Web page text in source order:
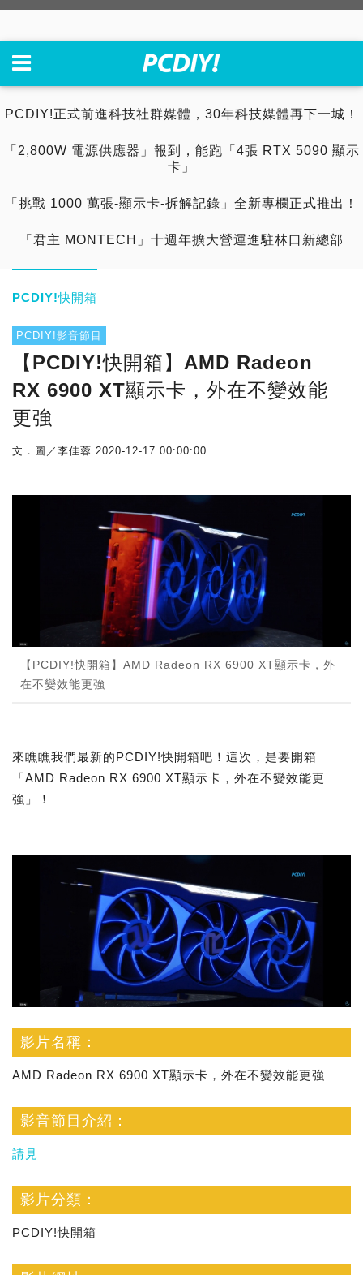
PCDIY!正式前進科技社群媒體，30年科技媒體再下一城！
「2,800W 電源供應器」報到，能跑「4張 RTX 5090 顯示
卡」
「挑戰 1000 萬張-顯示卡-拆解記錄」全新專欄正式推出！
「君主 MONTECH」十週年擴大營運進駐林口新總部
PCDIY!快開箱
PCDIY!影音節目
【PCDIY!快開箱】AMD Radeon
RX 6900 XT顯示卡，外在不變效能
更強
文．圖／李佳蓉 2020-12-17 00:00:00
【PCDIY!快開箱】AMD Radeon RX 6900 XT顯示卡，外
在不變效能更強
來瞧瞧我們最新的PCDIY!快開箱吧！這次，是要開箱
「AMD Radeon RX 6900 XT顯示卡，外在不變效能更
強」！
影片名稱：
AMD Radeon RX 6900 XT顯示卡，外在不變效能更強
影音節目介紹：
請見
影片分類：
PCDIY!快開箱